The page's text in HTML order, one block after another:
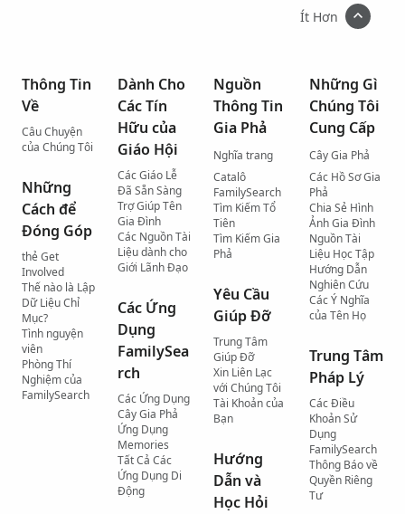
Ít Hơn
Thông Tin
Về
Câu Chuyện
của Chúng Tôi
Những
Cách để
Đóng Góp
thẻ Get
Involved
Thế nào là Lập
Dữ Liệu Chỉ
Mục?
Tình nguyện
viên
Phòng Thí
Nghiệm của
FamilySearch
Dành Cho
Các Tín
Hữu của
Giáo Hội
Các Giáo Lễ
Đã Sẵn Sàng
Trợ Giúp Tên
Gia Đình
Các Nguồn Tài
Liệu dành cho
Giới Lãnh Đạo
Các Ứng
Dụng
FamilySea
rch
Các Ứng Dụng
Cây Gia Phả
Ứng Dụng
Memories
Tất Cả Các
Ứng Dụng Di
Động
Nguồn
Thông Tin
Gia Phả
Nghĩa trang
Catalô
FamilySearch
Tìm Kiếm Tổ
Tiên
Tìm Kiếm Gia
Phả
Yêu Cầu
Giúp Đỡ
Trung Tâm
Giúp Đỡ
Xin Liên Lạc
với Chúng Tôi
Tài Khoản của
Bạn
Hướng
Dẫn và
Học Hỏi
Những Gì
Chúng Tôi
Cung Cấp
Cây Gia Phả
Các Hồ Sơ Gia
Phả
Chia Sẻ Hình
Ảnh Gia Đình
Nguồn Tài
Liệu Học Tập
Hướng Dẫn
Nghiên Cứu
Các Ý Nghĩa
của Tên Họ
Trung Tâm
Pháp Lý
Các Điều
Khoản Sử
Dụng
FamilySearch
Thông Báo về
Quyền Riêng
Tư